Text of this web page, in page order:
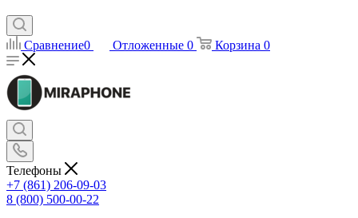
Сравнение0 Отложенные 0 Корзина 0
Телефоны
+7 (861) 206-09-03
8 (800) 500-00-22